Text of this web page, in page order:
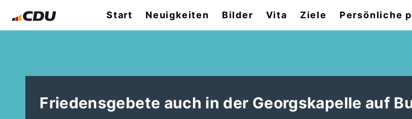
Start Neuigkeiten Bilder Vita Ziele Persönliche
Friedensgebete auch in der Georgskapelle auf